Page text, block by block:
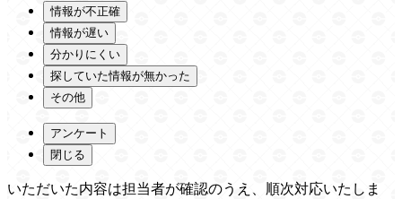
情報が不正確
情報が遅い
分かりにくい
探していた情報が無かった
その他
アンケート
閉じる
いただいた内容は担当者が確認のうえ、順次対応いたしま